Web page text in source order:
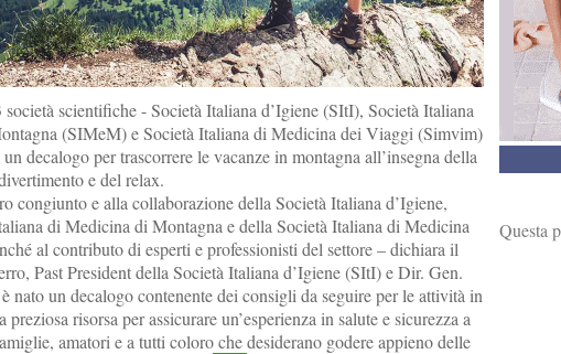
scientifiche - Società Italiana d’Igiene (SItI), Società Italiana
(SIMeM) e Società Italiana di Medicina dei Viaggi (Simvim)
decalogo per trascorrere le vacanze in montagna all’insegna della
e del relax.
congiunto e alla collaborazione della Società Italiana d’Igiene,
di Medicina di Montagna e della Società Italiana di Medicina
al contributo di esperti e professionisti del settore – dichiara il
Past President della Società Italiana d’Igiene (SItI) e Dir. Gen.
nato un decalogo contenente dei consigli da seguire per le attività in
preziosa risorsa per assicurare un’esperienza in salute e sicurezza a
amatori e a tutti coloro che desiderano godere appieno delle
Questa